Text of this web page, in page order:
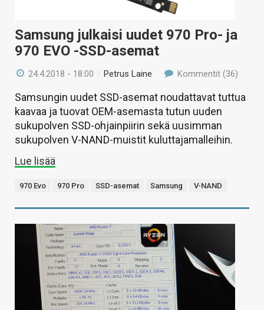
Samsung julkaisi uudet 970 Pro- ja
970 EVO -SSD-asemat
24.4.2018 - 18:00 /Petrus Laine Kommentit (36)
Samsungin uudet SSD-asemat noudattavat tuttua
kaavaa ja tuovat OEM-asemasta tutun uuden
sukupolven SSD-ohjainpiirin sekä uusimman
sukupolven V-NAND-muistit kuluttajamalleihin.
Lue lisää
970 Evo 970 Pro SSD-asemat Samsung V-NAND